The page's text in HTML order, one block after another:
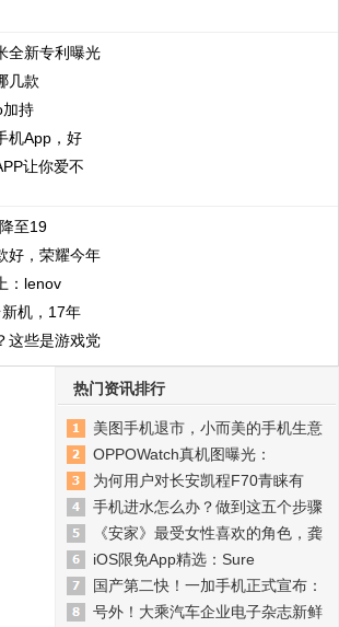
全新专利曝光
几款
加持
机App，好
让你爱不
至19
好，荣耀今年
：lenov
机，17年
这些是游戏党
热门资讯排行
美图手机退市，小而美的手机生意
OPPOWatch真机图曝光：
为何用户对长安凯程F70青睐有
手机进水怎么办？做到这五个步骤
《安家》最受女性喜欢的角色，龚
iOS限免App精选：Sure
国产第二快！一加手机正式宣布：
号外！大乘汽车企业电子杂志新鲜